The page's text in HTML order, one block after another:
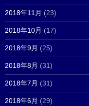
2018年11月 (23)
2018年10月 (17)
2018年9月 (25)
2018年8月 (31)
2018年7月 (31)
2018年6月 (29)